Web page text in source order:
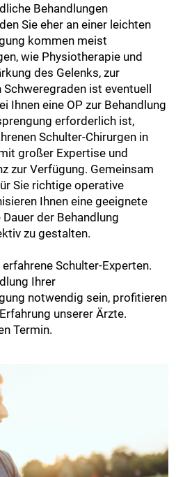
Behandlungen
Sie eher an einer leichten
kommen meist
wie Physiotherapie und
des Gelenks, zur
Schweregraden ist eventuell
Ihnen eine OP zur Behandlung
erforderlich ist,
Schulter-Chirurgen in
großer Expertise und
zur Verfügung. Gemeinsam
Sie richtige operative
Ihnen eine geeignete
der Behandlung
zu gestalten.
Schulter-Experten.
Ihrer
notwendig sein, profitieren
unserer Ärzte.
Termin.